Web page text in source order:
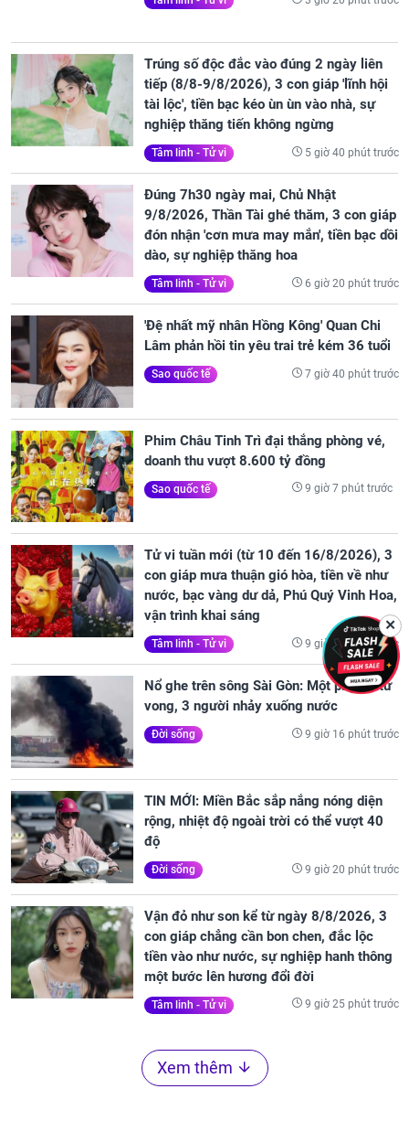
Trúng số độc đắc vào đúng 2 ngày liên
tiếp (8/8-9/8/2026), 3 con giáp 'lĩnh hội
tài lộc', tiền bạc kéo ùn ùn vào nhà, sự
nghiệp thăng tiến không ngừng
Tâm linh - Tử vi 5 giờ 40 phút trước
Đúng 7h30 ngày mai, Chủ Nhật
9/8/2026, Thần Tài ghé thăm, 3 con giáp
đón nhận 'cơn mưa may mắn', tiền bạc dồi
dào, sự nghiệp thăng hoa
Tâm linh - Tử vi 6 giờ 20 phút trước
'Đệ nhất mỹ nhân Hồng Kông' Quan Chi
Lâm phản hồi tin yêu trai trẻ kém 36 tuổi
Sao quốc tế 7 giờ 40 phút trước
Phim Châu Tinh Trì đại thắng phòng vé,
doanh thu vượt 8.600 tỷ đồng
Sao quốc tế 9 giờ 7 phút trước
Tử vi tuần mới (từ 10 đến 16/8/2026), 3
con giáp mưa thuận gió hòa, tiền về như
nước, bạc vàng dư dả, Phú Quý Vinh Hoa,
vận trình khai sáng
Tâm linh - Tử vi 9 giờ 10 phút trước
Nổ ghe trên sông Sài Gòn: Một phụ nữ tử
vong, 3 người nhảy xuống nước
Đời sống 9 giờ 16 phút trước
TIN MỚI: Miền Bắc sắp nắng nóng diện
rộng, nhiệt độ ngoài trời có thể vượt 40
độ
Đời sống 9 giờ 20 phút trước
Vận đỏ như son kể từ ngày 8/8/2026, 3
con giáp chẳng cần bon chen, đắc lộc
tiền vào như nước, sự nghiệp hanh thông
một bước lên hương đổi đời
Tâm linh - Tử vi 9 giờ 25 phút trước
Xem thêm
✕